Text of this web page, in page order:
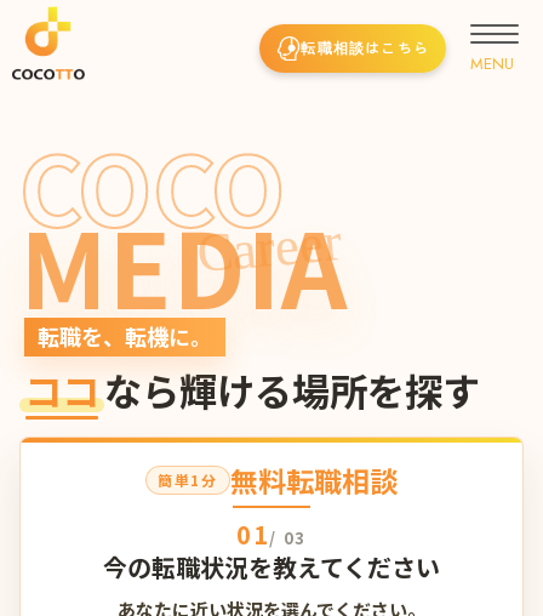
転職相談はこちら
COCO
Career
MEDIA
転職を、転機に。
ココなら輝ける場所を探す
簡単1分 無料転職相談
01/ 03
今の転職状況を教えてください
あなたに近い状況を選んでください。